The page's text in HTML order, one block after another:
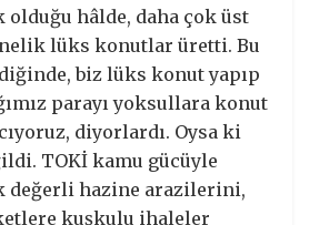
hâlde, daha çok üst
lüks konutlar üretti. Bu
biz lüks konut yapıp
parayı yoksullara konut
diyorlardı. Oysa ki
TOKİ kamu gücüyle
değerli hazine arazilerini,
kuşkulu ihaleler